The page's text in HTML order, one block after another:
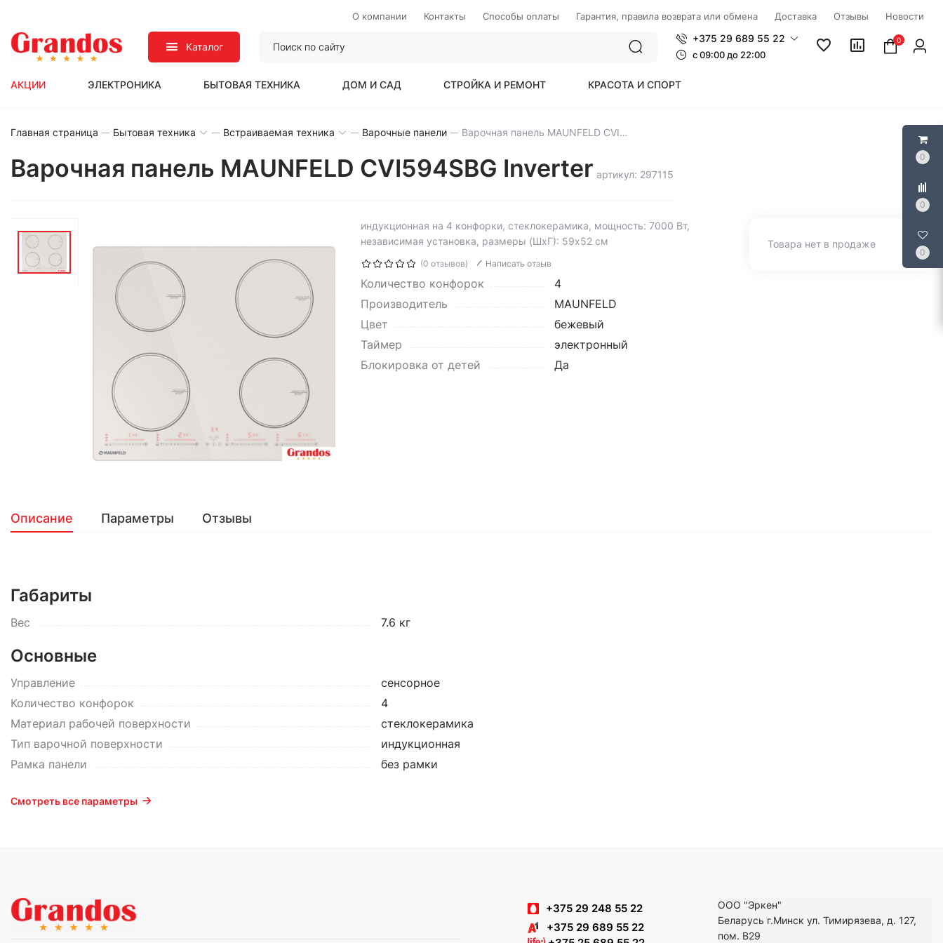
0
0
0
О компании Контакты Способы оплаты Гарантия, правила возврата или обмена Доставка Отзывы Новости
Каталог
+375 29 689 55 22
c 09:00 до 22:00
0
АКЦИИ ЭЛЕКТРОНИКА БЫТОВАЯ ТЕХНИКА ДОМ И САД СТРОЙКА И РЕМОНТ КРАСОТА И СПОРТ
Главная страница Бытовая техника Встраиваемая техника Варочные панели Варочная панель MAUNFELD CVI594SBG Inverter
Варочная панель MAUNFELD CVI594SBG Inverter артикул: 297115
индукционная на 4 конфорки, cтеклокерамика, мощность: 7000 Вт,
независимая установка, размеры (ШхГ): 59x52 см
(0 отзывов) Написать отзыв
Количество конфорок
4
Производитель
MAUNFELD
Цвет
бежевый
Таймер
электронный
Блокировка от детей
Да
Товара нет в продаже
Описание Параметры Отзывы
Габариты
Вес 7.6 кг
Основные
Управление
сенсорное
Количество конфорок
4
Материал рабочей поверхности
cтеклокерамика
Тип варочной поверхности
индукционная
Рамка панели
без рамки
Смотреть все параметры
+375 29 248 55 22
+375 29 689 55 22
ООО "Эркен"
Беларусь г.Минск ул. Тимирязева, д. 127,
пом. В29